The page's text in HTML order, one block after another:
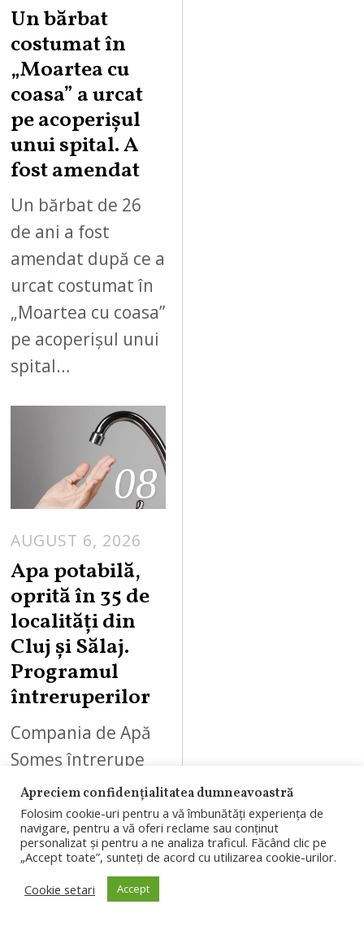
Un bărbat
costumat în
„Moartea cu
coasa” a urcat
pe acoperișul
unui spital. A
fost amendat
Un bărbat de 26
de ani a fost
amendat după ce a
urcat costumat în
„Moartea cu coasa”
pe acoperișul unui
spital…
08
AUGUST 6, 2026
Apa potabilă,
oprită în 35 de
localități din
Cluj și Sălaj.
Programul
întreruperilor
Compania de Apă
Someș întrerupe
furnizarea apei
potabile în 35 de
localități din Cluj și
Sălaj, din cauza
suprasolicitării
Apreciem confidențialitatea dumneavoastră
Folosim cookie-uri pentru a vă îmbunătăți experiența de
navigare, pentru a vă oferi reclame sau conținut
personalizat și pentru a ne analiza traficul. Făcând clic pe
„Accept toate”, sunteți de acord cu utilizarea cookie-urilor.
Cookie setari
Accept